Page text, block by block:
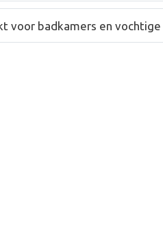
voor badkamers en